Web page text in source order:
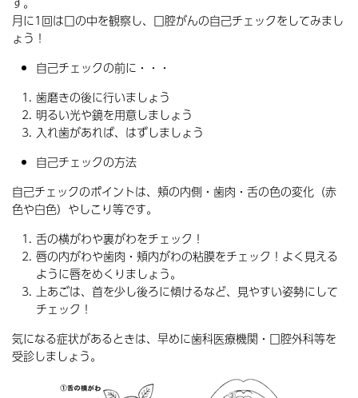
月に1回は口の中を観察し、口腔がんの自己チェックをしてみまし
ょう！
自己チェックの前に・・・
歯磨きの後に行いましょう
明るい光や鏡を用意しましょう
入れ歯があれば、はずしましょう
自己チェックの方法
自己チェックのポイントは、頬の内側・歯肉・舌の色の変化（赤
色や白色）やしこり等です。
舌の横がわや裏がわをチェック！
唇の内がわや歯肉・頬内がわの粘膜をチェック！よく見える
ように唇をめくりましょう。
上あごは、首を少し後ろに傾けるなど、見やすい姿勢にして
チェック！
気になる症状があるときは、早めに歯科医療機関・口腔外科等を
受診しましょう。